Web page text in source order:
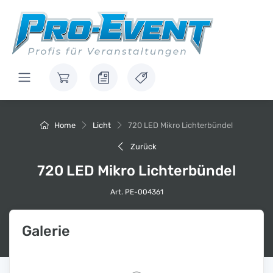
Home Licht 720 LED Mikro Lichterbündel
Zurück
720 LED Mikro Lichterbündel
Art. PE-004361
Galerie